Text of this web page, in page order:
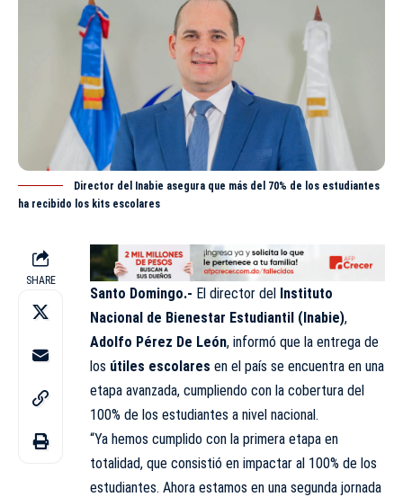
Director del Inabie asegura que más del 70% de los estudiantes
ha recibido los kits escolares
SHARE
Santo Domingo.- El director del Instituto
Nacional de Bienestar Estudiantil (Inabie),
Adolfo Pérez De León, informó que la entrega de
los útiles escolares en el país se encuentra en una
etapa avanzada, cumpliendo con la cobertura del
100% de los estudiantes a nivel nacional.
“Ya hemos cumplido con la primera etapa en
totalidad, que consistió en impactar al 100% de los
estudiantes. Ahora estamos en una segunda jornada